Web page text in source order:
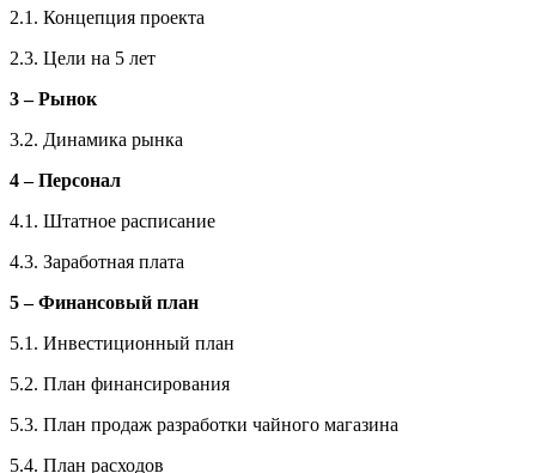
2.1. Концепция проекта
2.3. Цели на 5 лет
3 – Рынок
3.2. Динамика рынка
4 – Персонал
4.1. Штатное расписание
4.3. Заработная плата
5 – Финансовый план
5.1. Инвестиционный план
5.2. План финансирования
5.3. План продаж разработки чайного магазина
5.4. План расходов